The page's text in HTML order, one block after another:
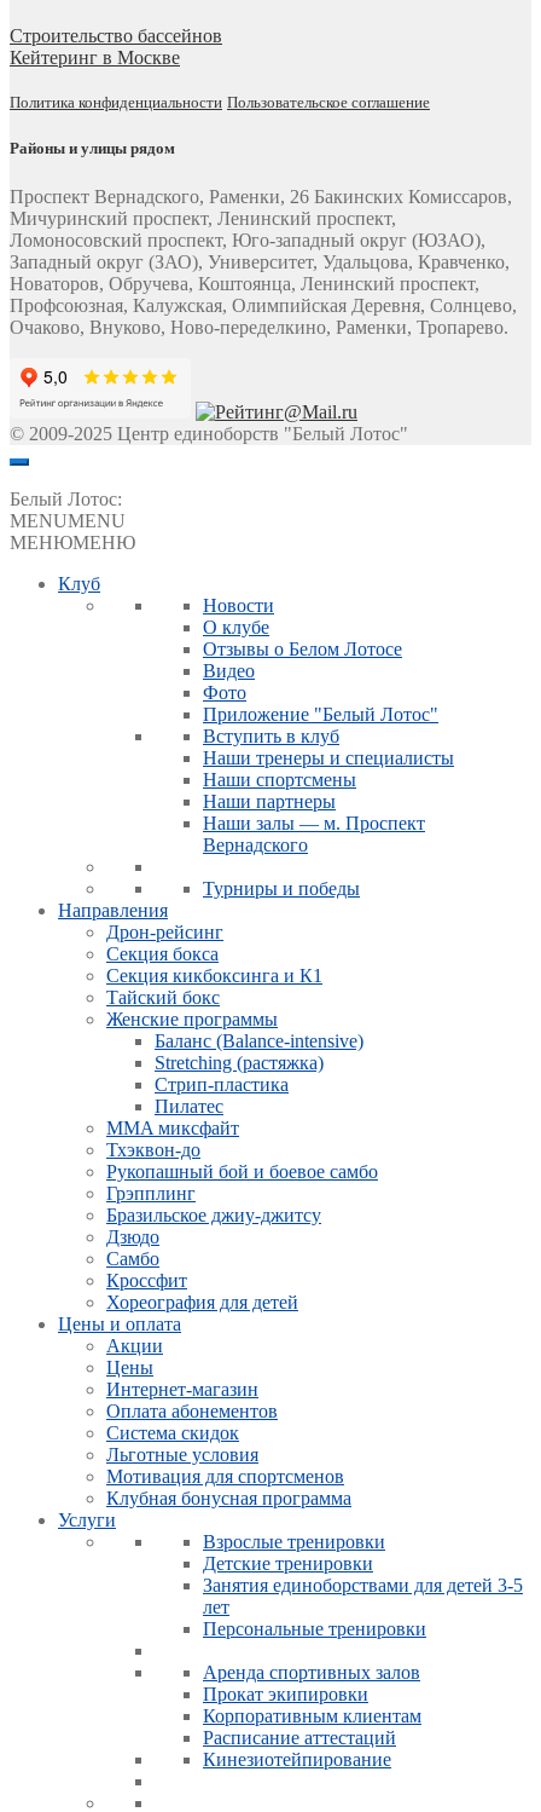
Строительство бассейнов
Кейтеринг в Москве
Политика конфиденциальности Пользовательское соглашение
Районы и улицы рядом
Проспект Вернадского, Раменки, 26 Бакинских Комиссаров,
Мичуринский проспект, Ленинский проспект,
Ломоносовский проспект, Юго-западный округ (ЮЗАО),
Западный округ (ЗАО), Университет, Удальцова, Кравченко,
Новаторов, Обручева, Коштоянца, Ленинский проспект,
Профсоюзная, Калужская, Олимпийская Деревня, Солнцево,
Очаково, Внуково, Ново-переделкино, Раменки, Тропарево.
© 2009-2025 Центр единоборств "Белый Лотос"
Белый Лотос:
MENUMENU
МЕНЮМЕНЮ
Клуб
Новости
О клубе
Отзывы о Белом Лотосе
Видео
Фото
Приложение "Белый Лотос"
Вступить в клуб
Наши тренеры и специалисты
Наши спортсмены
Наши партнеры
Наши залы — м. Проспект
Вернадского
Турниры и победы
Направления
Дрон-рейсинг
Секция бокса
Секция кикбоксинга и К1
Тайский бокс
Женские программы
Баланс (Balance-intensive)
Stretching (растяжка)
Стрип-пластика
Пилатес
MMA миксфайт
Тхэквон-до
Рукопашный бой и боевое самбо
Грэпплинг
Бразильское джиу-джитсу
Дзюдо
Самбо
Кроссфит
Хореография для детей
Цены и оплата
Акции
Цены
Интернет-магазин
Оплата абонементов
Система скидок
Льготные условия
Мотивация для спортсменов
Клубная бонусная программа
Услуги
Взрослые тренировки
Детские тренировки
Занятия единоборствами для детей 3-5
лет
Персональные тренировки
Аренда спортивных залов
Прокат экипировки
Корпоративным клиентам
Расписание аттестаций
Кинезиотейпирование